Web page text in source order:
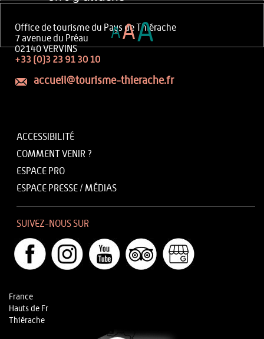
Office de tourisme du Pays de Thiérache
7 avenue du Préau
02140 VERVINS
+33 (0)3 23 91 30 10
accueil@tourisme-thierache.fr
ACCESSIBILITÉ
COMMENT VENIR ?
ESPACE PRO
ESPACE PRESSE / MÉDIAS
SUIVEZ-NOUS SUR
France
Hauts de Fr
Thiérache
AAA